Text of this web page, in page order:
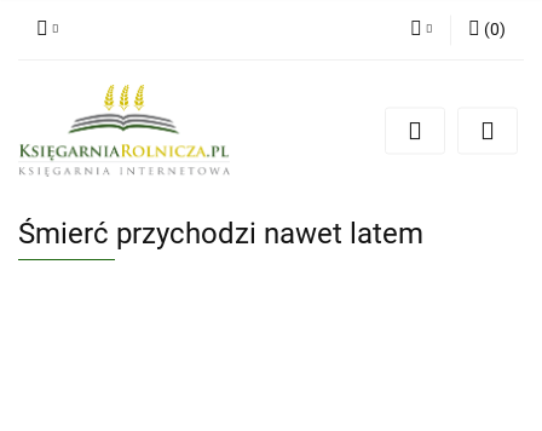
Zarejestruj się
(0)
Śmierć przychodzi nawet latem